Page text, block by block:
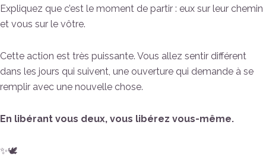
Expliquez que c’est le moment de partir : eux sur leur chemin
et vous sur le vôtre.
Cette action est très puissante. Vous allez sentir différent
dans les jours qui suivent, une ouverture qui demande à se
remplir avec une nouvelle chose.
En libérant vous deux, vous libérez vous-même.
✨🕊️